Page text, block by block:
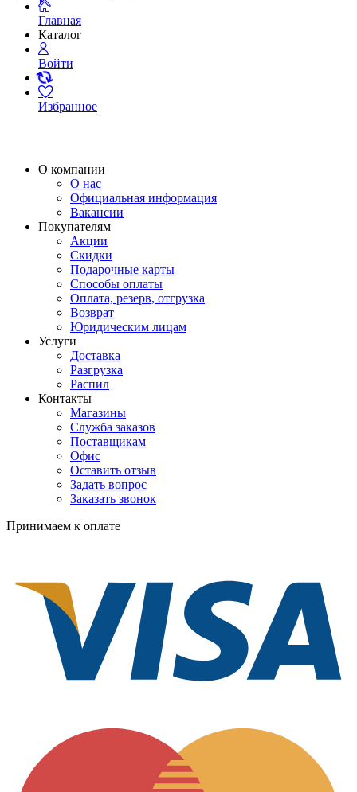
Главная
Каталог
Войти
Избранное
О компании
О нас
Официальная информация
Вакансии
Покупателям
Акции
Скидки
Подарочные карты
Способы оплаты
Оплата, резерв, отгрузка
Возврат
Юридическим лицам
Услуги
Доставка
Разгрузка
Распил
Контакты
Магазины
Служба заказов
Поставщикам
Офис
Оставить отзыв
Задать вопрос
Заказать звонок
Принимаем к оплате